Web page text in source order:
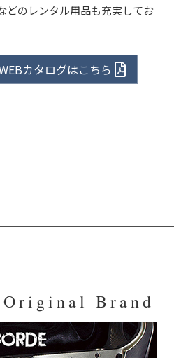
どのレンタル用品も充実してお
カタログはこちら
Original Brand